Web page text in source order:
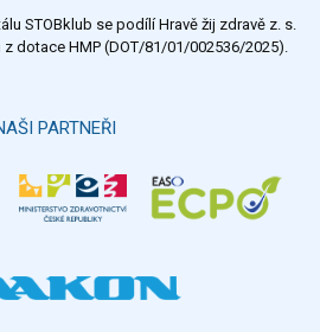
STOBklub se podílí Hravě žij zdravě z. s.
dotace HMP (DOT/81/01/002536/2025).
PARTNEŘI